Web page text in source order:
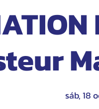
sáb, 18